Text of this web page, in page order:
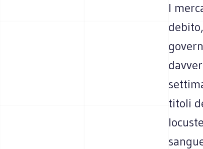
I
titoli